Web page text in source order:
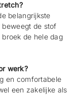
belangrijkste
beweegt de stof
de hele dag
werk?
en comfortabele
een zakelijke als